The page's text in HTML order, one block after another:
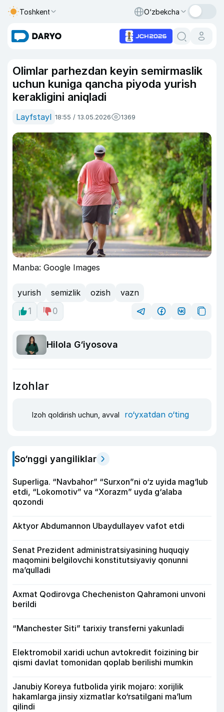
Toshkent O‘zbekcha
Olimlar parhezdan keyin semirmaslik
uchun kuniga qancha piyoda yurish
kerakligini aniqladi
Layfstayl 18:55 / 13.05.2026 1369
Manba: Google Images
yurish semizlik ozish
vazn
1
0
Hilola G‘iyosova
Izohlar
Izoh qoldirish uchun, avval ro‘yxatdan o‘ting
So‘nggi yangiliklar
Superliga. “Navbahor” “Surxon”ni o‘z uyida mag‘lub
etdi, “Lokomotiv” va “Xorazm” uyda g‘alaba
qozondi
Aktyor Abdu­mannon Ubaydullayev vafot etdi
Senat Prezident administratsiyasining huquqiy
maqomini belgilovchi konstitutsiyaviy qonunni
ma’qulladi
Axmat Qodirovga Checheniston Qahramoni unvoni
berildi
“Manchester Siti” tarixiy transferni yakunladi
Elektromobil xaridi uchun avtokredit foizining bir
qismi davlat tomonidan qoplab berilishi mumkin
Janubiy Koreya futbolida yirik mojaro: xorijlik
hakamlarga jinsiy xizmatlar ko‘rsatilgani ma’lum
qilindi